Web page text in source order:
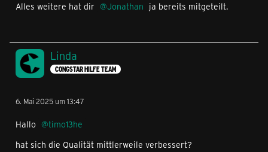
Alles weitere hat dir
Jonathan ja bereits mitgeteilt.
Linda
CONGSTAR HILFE TEAM
6. Mai 2025 um 13:47
Hallo
timo13he
hat sich die Qualität mittlerweile verbessert?